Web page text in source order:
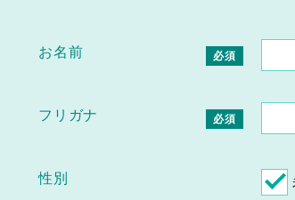
お名前 必須
フリガナ 必須
性別